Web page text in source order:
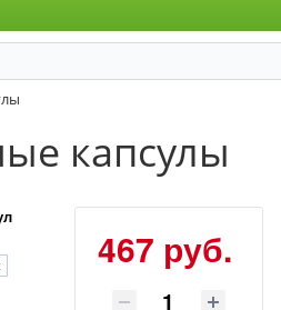
капсулы
467 руб.